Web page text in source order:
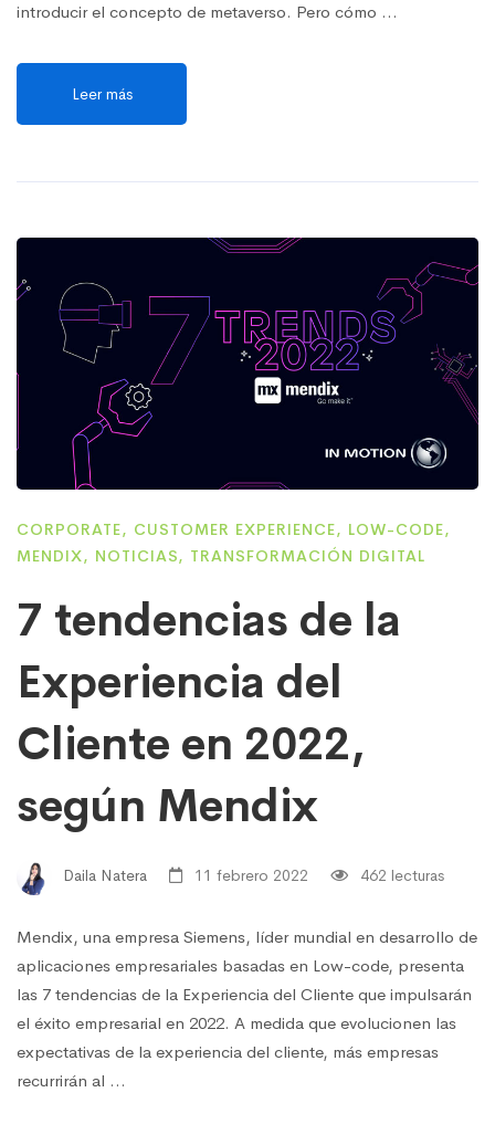
introducir el concepto de metaverso. Pero cómo …
Leer más
CORPORATE, CUSTOMER EXPERIENCE, LOW-CODE,
MENDIX, NOTICIAS, TRANSFORMACIÓN DIGITAL
7 tendencias de la
Experiencia del
Cliente en 2022,
según Mendix
Daila Natera 11 febrero 2022 462 lecturas
Mendix, una empresa Siemens, líder mundial en desarrollo de
aplicaciones empresariales basadas en Low-code, presenta
las 7 tendencias de la Experiencia del Cliente que impulsarán
el éxito empresarial en 2022. A medida que evolucionen las
expectativas de la experiencia del cliente, más empresas
recurrirán al …